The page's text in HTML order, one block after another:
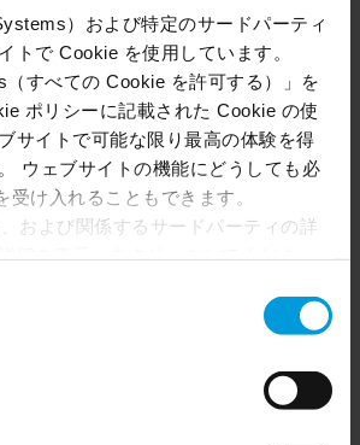
）および特定のサードパーティ
トで Cookie を使用しています。
（すべての Cookie を許可する）」を
ポリシーに記載された Cookie の使
サイトで可能な限り最高の体験を得
ウェブサイトの機能にどうしても必
受け入れることもできます。
および関係するサードパーティの詳
できます。
clauses with our third-party
entities, we shall inform you that the
アアプライアンス
政策